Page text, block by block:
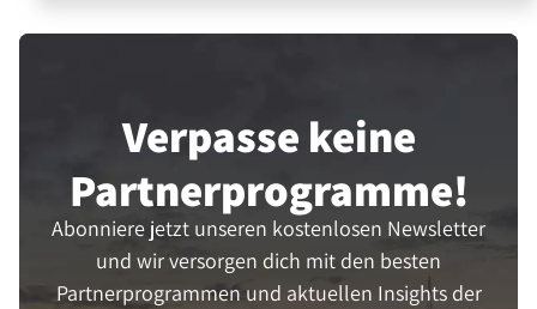
Verpasse keine
Partner­programme!
Abonniere jetzt unseren kostenlosen Newsletter
und wir versorgen dich mit den besten
Partnerprogrammen und aktuellen Insights der